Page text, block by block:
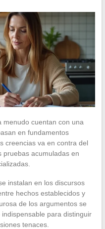
menudo cuentan con una
en fundamentos
creencias va en contra del
pruebas acumuladas en
instalan en los discursos
hechos establecidos y
de los argumentos se
para distinguir
tenaces.